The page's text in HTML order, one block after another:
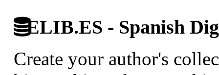
ELIB.ES - Spanish
Create your author's